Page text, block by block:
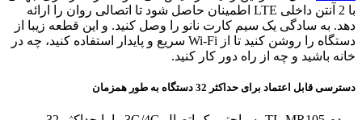
با 2 آنتن داخلی LTE اطمینان حاصل شود تا اتصالی روان را ارائه
دهد. به سادگی یک سیم کارت نانو را وصل کنید. و این قطعه زیبا از
دستگاه را روشن کنید تا از Wi-Fi سریع و پایدار استفاده کنید، چه در
خانه باشید و چه از راه دور کار کنید.
دسترسی قابل اعتماد برای حداکثر 32 دستگاه به طور همزمان